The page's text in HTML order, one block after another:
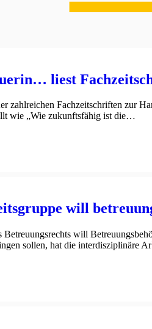
liest
zahlreichen Fachzeitschriften zur
wie „Wie zukunftsfähig ist die…
will
Betreuungsrechts will
sollen, hat die interdisziplinäre